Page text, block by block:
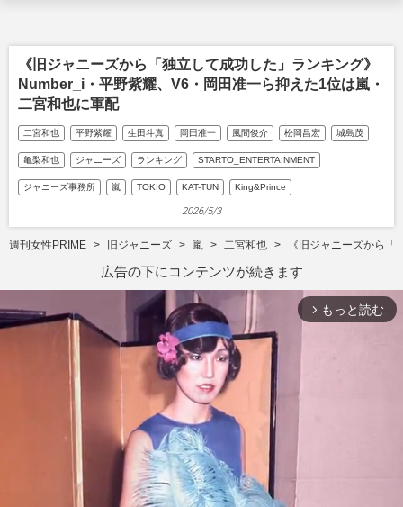
《旧ジャニーズから「独立して成功した」ランキング》
Number_i・平野紫耀、V6・岡田准一ら抑えた1位は嵐・
二宮和也に軍配
二宮和也 平野紫耀 生田斗真 岡田准一 風間俊介 松岡昌宏 城島茂
亀梨和也 ジャニーズ ランキング STARTO_ENTERTAINMENT
ジャニーズ事務所 嵐 TOKIO KAT-TUN King&Prince
2026/5/3
週刊女性PRIME 旧ジャニーズ 嵐 二宮和也 《旧ジャニーズから
広告の下にコンテンツが続きます
arrow_forward_ios もっと読む